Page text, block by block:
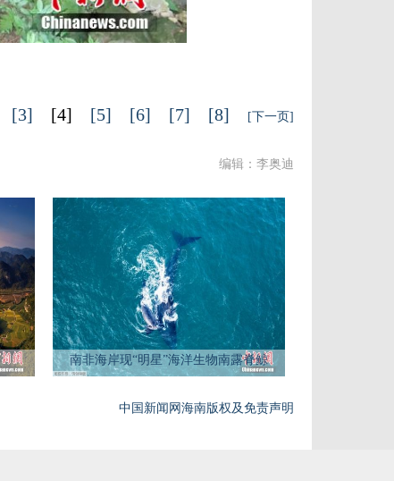
[3] [4] [5] [6] [7] [8] [下一页]
编辑：李奥迪
南非海岸现“明星”海洋生物南露脊鲸
中国新闻网海南版权及免责声明